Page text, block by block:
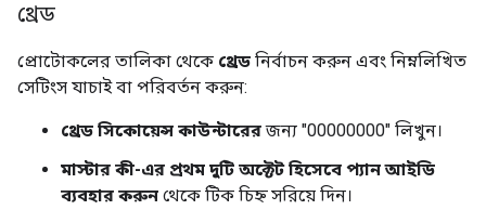
থ্রেড
প্রোটোকলের তালিকা থেকে থ্রেড নির্বাচন করুন এবং নিম্নলিখিত
সেটিংস যাচাই বা পরিবর্তন করুন:
থ্রেড সিকোয়েন্স কাউন্টারেরজন্য "00000000" লিখুন।
মাস্টার কী-এর প্রথম দুটি অক্টেট হিসেবে প্যান আইডি
ব্যবহার করুন থেকে টিক চিহ্ন সরিয়ে দিন।